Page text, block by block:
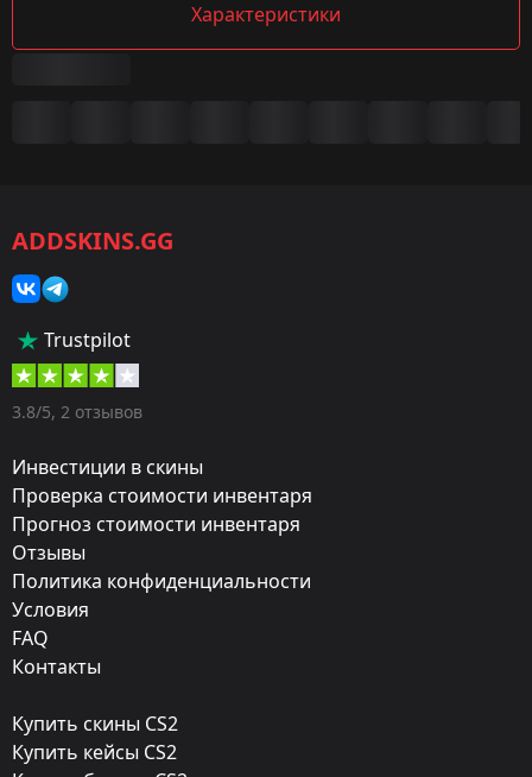
Характеристики
Категория:
Скины
Штурмовые винтовки
Оружие:
Exterior:
Поношенное
Тусклые полосы
Finish catalog:
ADDSKINS.GG
Trustpilot
3.8/5, 2 отзывов
Инвестиции в скины
Проверка стоимости инвентаря
Прогноз стоимости инвентаря
Отзывы
Политика конфиденциальности
Условия
FAQ
Контакты
Купить скины CS2
Купить кейсы CS2